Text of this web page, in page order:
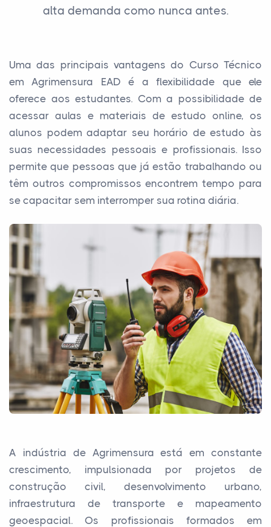
alta demanda como nunca antes.
Uma das principais vantagens do Curso Técnico
em Agrimensura EAD é a flexibilidade que ele
oferece aos estudantes. Com a possibilidade de
acessar aulas e materiais de estudo online, os
alunos podem adaptar seu horário de estudo às
suas necessidades pessoais e profissionais. Isso
permite que pessoas que já estão trabalhando ou
têm outros compromissos encontrem tempo para
se capacitar sem interromper sua rotina diária.
A indústria de Agrimensura está em constante
crescimento, impulsionada por projetos de
construção civil, desenvolvimento urbano,
infraestrutura de transporte e mapeamento
geoespacial. Os profissionais formados em